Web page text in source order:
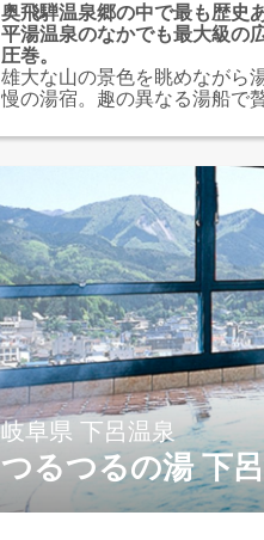
奥飛騨温泉郷の中で最も歴史
平湯温泉のなかでも最大級の
圧巻。
雄大な山の景色を眺めながら
慢の湯宿。趣の異なる湯船で
意しております。夜鳴きそば
サービスも充実しております
岐阜県 下呂温泉
つるつるの湯 下